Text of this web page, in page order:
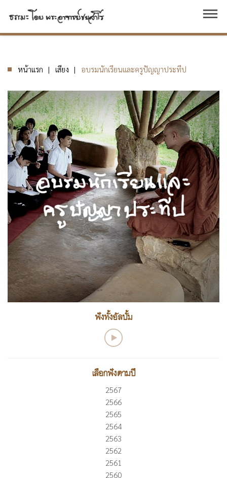
dehaze
หน้าแรก เสียง อบรมนักเรียนและครูปัญญาประทีป
ฟังทั้งอัลบั้ม
เลือกฟังตามปี
2567
2566
2565
2564
2563
2562
2561
2560